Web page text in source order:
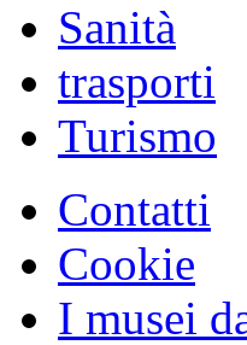
Sanità
trasporti
Turismo
Contatti
Cookie
I musei